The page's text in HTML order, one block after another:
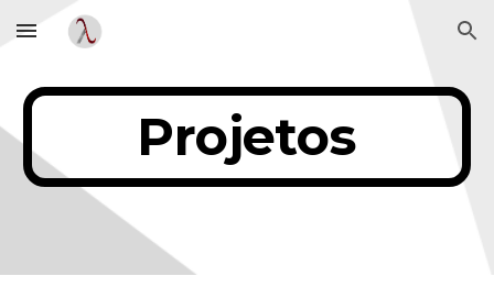
Skip to main content Skip to navigation
Projetos